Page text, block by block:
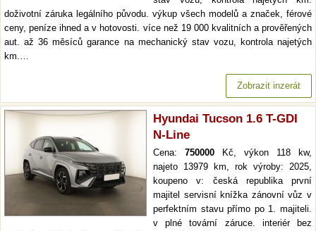
doživotní záruka legálního původu. výkup všech modelů a značek, férové
ceny, peníze ihned a v hotovosti. více než 19 000 kvalitních a prověřených
aut. až 36 měsíců garance na mechanický stav vozu, kontrola najetých
km.…
Zobrazit inzerát
Hyundai Tucson 1.6 T-GDI
N-Line
Cena: 750000 Kč, výkon 118 kw,
najeto 13979 km, rok výroby: 2025,
koupeno v: česká republika první
majitel servisní knížka zánovní vůz v
perfektním stavu přímo po 1. majiteli.
v plné tovární záruce. interiér bez